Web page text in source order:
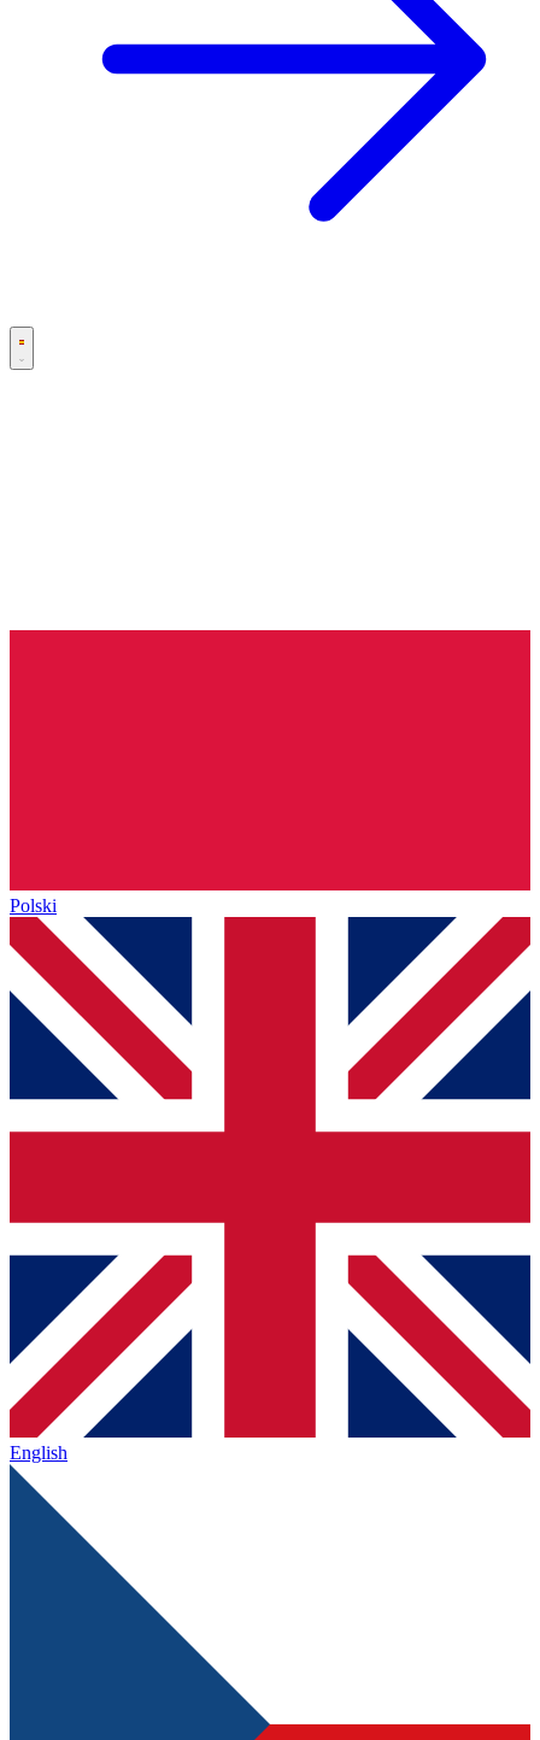
Polski
English